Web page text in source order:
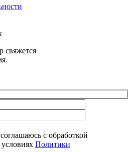
свяжется
c обработкой
Политики